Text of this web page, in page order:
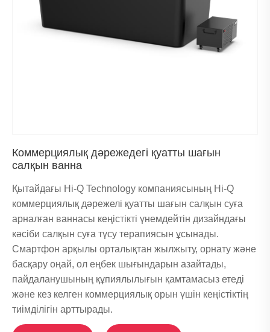
Коммерциялық дәрежедегі қуатты шағын
салқын ванна
Қытайдағы Hi-Q Technology компаниясының Hi-Q
коммерциялық дәрежелі қуатты шағын салқын суға
арналған ваннасы кеңістікті үнемдейтін дизайндағы
кәсіби салқын суға түсу терапиясын ұсынады.
Смартфон арқылы орталықтан жылжыту, орнату және
басқару оңай, ол еңбек шығындарын азайтады,
пайдаланушының құпиялылығын қамтамасыз етеді
және кез келген коммерциялық орын үшін кеңістіктің
тиімділігін арттырады.